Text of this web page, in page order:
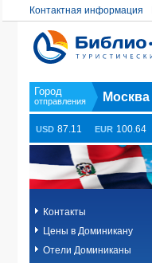
Контактная информация
Москва
USD 87.11 EUR 100.64
Контакты
Цены в Доминикану
Отели Доминиканы